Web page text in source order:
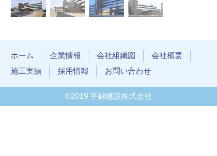
ホーム 企業情報 会社組織図
会社概要
施工実績
採用情報 お問い合わせ
©2019 平錦建設株式会社